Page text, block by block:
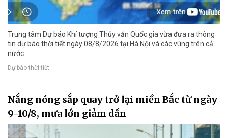
Trung tâm Dự báo Khí tượng Thủy văn Quốc gia vừa đưa ra thông
tin dự báo thời tiết ngày 08/8/2026 tại Hà Nội và các vùng trên cả
nước.
Dự báo thời tiết
Nắng nóng sắp quay trở lại miền Bắc từ ngày
9-10/8, mưa lớn giảm dần